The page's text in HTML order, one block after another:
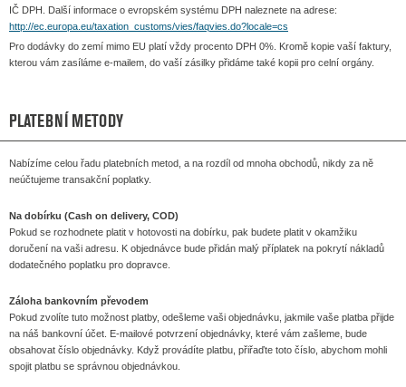
IČ DPH. Další informace o evropském systému DPH naleznete na adrese:
http://ec.europa.eu/taxation_customs/vies/faqvies.do?locale=cs
Pro dodávky do zemí mimo EU platí vždy procento DPH 0%. Kromě kopie vaší faktury,
kterou vám zasíláme e-mailem, do vaší zásilky přidáme také kopii pro celní orgány.
PLATEBNÍ METODY
Nabízíme celou řadu platebních metod, a na rozdíl od mnoha obchodů, nikdy za ně
neúčtujeme transakční poplatky.
Na dobírku (Cash on delivery, COD)
Pokud se rozhodnete platit v hotovosti na dobírku, pak budete platit v okamžiku
doručení na vaši adresu. K objednávce bude přidán malý příplatek na pokrytí nákladů
dodatečného poplatku pro dopravce.
Záloha bankovním převodem
Pokud zvolíte tuto možnost platby, odešleme vaši objednávku, jakmile vaše platba přijde
na náš bankovní účet. E-mailové potvrzení objednávky, které vám zašleme, bude
obsahovat číslo objednávky. Když provádíte platbu, přiřaďte toto číslo, abychom mohli
spojit platbu se správnou objednávkou.